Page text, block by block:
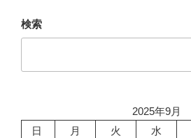
ン
検索
2025年9月
日
月 火 水